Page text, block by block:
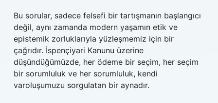
Bu sorular, sadece felsefi bir tartışmanın başlangıcı
değil, aynı zamanda modern yaşamın etik ve
epistemik zorluklarıyla yüzleşmemiz için bir
çağrıdır. İspençiyari Kanunu üzerine
düşündüğümüzde, her ödeme bir seçim, her seçim
bir sorumluluk ve her sorumluluk, kendi
varoluşumuzu sorgulatan bir aynadır.